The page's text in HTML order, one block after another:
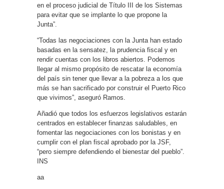
en el proceso judicial de Título III de los Sistemas
para evitar que se implante lo que propone la
Junta”.
“Todas las negociaciones con la Junta han estado
basadas en la sensatez, la prudencia fiscal y en
rendir cuentas con los libros abiertos. Podemos
llegar al mismo propósito de rescatar la economía
del país sin tener que llevar a la pobreza a los que
más se han sacrificado por construir el Puerto Rico
que vivimos”, aseguró Ramos.
Añadió que todos los esfuerzos legislativos estarán
centrados en establecer finanzas saludables, en
fomentar las negociaciones con los bonistas y en
cumplir con el plan fiscal aprobado por la JSF,
“pero siempre defendiendo el bienestar del pueblo”.
INS
aa